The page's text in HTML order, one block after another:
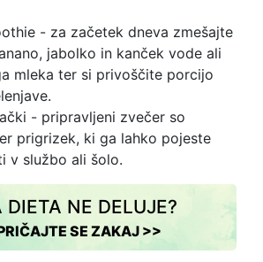
- za začetek dneva zmešajte
jabolko in kanček vode ali
mleka ter si privoščite porcijo
- pripravljeni zvečer so
prigrizek, ki ga lahko pojeste
v službo ali šolo.
DIETA NE DELUJE?
SE ZAKAJ >>